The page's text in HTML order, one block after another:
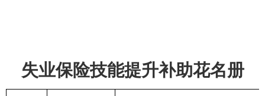
失业保险技能提升补助花名册